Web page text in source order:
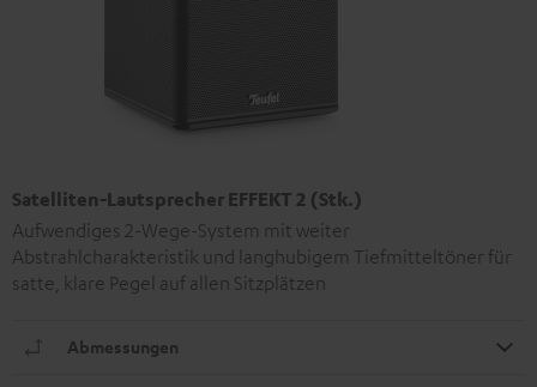
Satelliten-Lautsprecher EFFEKT 2 (Stk.)
Aufwendiges 2-Wege-System mit weiter
Abstrahlcharakteristik und langhubigem Tiefmitteltöner für
satte, klare Pegel auf allen Sitzplätzen
Abmessungen